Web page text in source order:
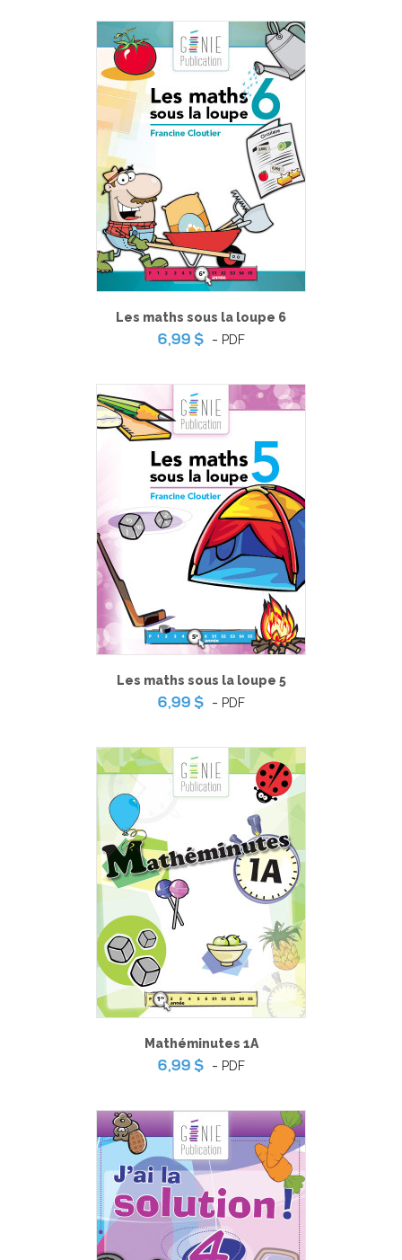
Les maths sous la loupe 6
6,99 $
- PDF
Les maths sous la loupe 5
6,99 $
- PDF
Mathéminutes 1A
6,99 $
- PDF